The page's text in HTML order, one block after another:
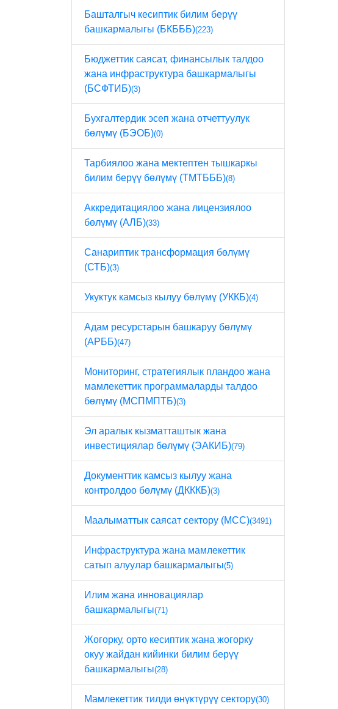
Башталгыч кесиптик билим берүү
башкармалыгы (БКБББ)(223)
Бюджеттик саясат, финансылык талдоо
жана инфраструктура башкармалыгы
(БСФТИБ)(3)
Бухгалтердик эсеп жана отчеттуулук
бөлүмү (БЭОБ)(0)
Тарбиялоо жана мектептен тышкаркы
билим берүү бөлүмү (ТМТБББ)(8)
Аккредитациялоо жана лицензиялоо
бөлүмү (АЛБ)(33)
Санариптик трансформация бөлүмү
(СТБ)(3)
Укуктук камсыз кылуу бөлүмү (УККБ)(4)
Адам ресурстарын башкаруу бөлүмү
(АРББ)(47)
Мониторинг, стратегиялык пландоо жана
мамлекеттик программаларды талдоо
бөлүмү (МСПМПТБ)(3)
Эл аралык кызматташтык жана
инвестициялар бөлүмү (ЭАКИБ)(79)
Документтик камсыз кылуу жана
контролдоо бөлүмү (ДКККБ)(3)
Маалыматтык саясат сектору (МСС)(3491)
Инфраструктура жана мамлекеттик
сатып алуулар башкармалыгы(5)
Илим жана инновациялар
башкармалыгы(71)
Жогорку, орто кесиптик жана жогорку
окуу жайдан кийинки билим берүү
башкармалыгы(28)
Мамлекеттик тилди өнүктүрүү сектору(30)